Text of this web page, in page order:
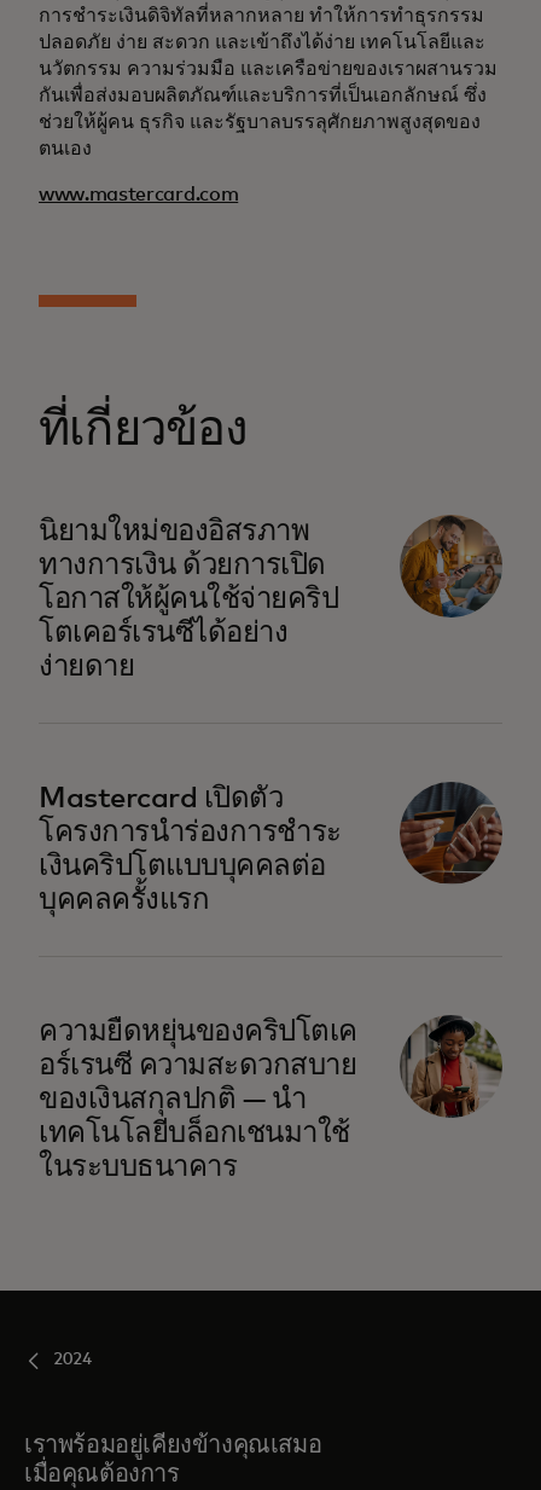
การชำระเงินดิจิทัลที่หลากหลาย ทำให้การทำธุรกรรม
ปลอดภัย ง่าย สะดวก และเข้าถึงได้ง่าย เทคโนโลยีและ
นวัตกรรม ความร่วมมือ และเครือข่ายของเราผสานรวม
กันเพื่อส่งมอบผลิตภัณฑ์และบริการที่เป็นเอกลักษณ์ ซึ่ง
ช่วยให้ผู้คน ธุรกิจ และรัฐบาลบรรลุศักยภาพสูงสุดของ
ตนเอง
www.mastercard.com
ที่เกี่ยวข้อง
นิยามใหม่ของอิสรภาพ
ทางการเงิน ด้วยการเปิด
โอกาสให้ผู้คนใช้จ่ายคริป
โตเคอร์เรนซีได้อย่าง
ง่ายดาย
Mastercard เปิดตัว
โครงการนำร่องการชำระ
เงินคริปโตแบบบุคคลต่อ
บุคคลครั้งแรก
ความยืดหยุ่นของคริปโตเค
อร์เรนซี ความสะดวกสบาย
ของเงินสกุลปกติ — นำ
เทคโนโลยีบล็อกเชนมาใช้
ในระบบธนาคาร
2024
เราพร้อมอยู่เคียงข้างคุณเสมอ
เมื่อคุณต้องการ